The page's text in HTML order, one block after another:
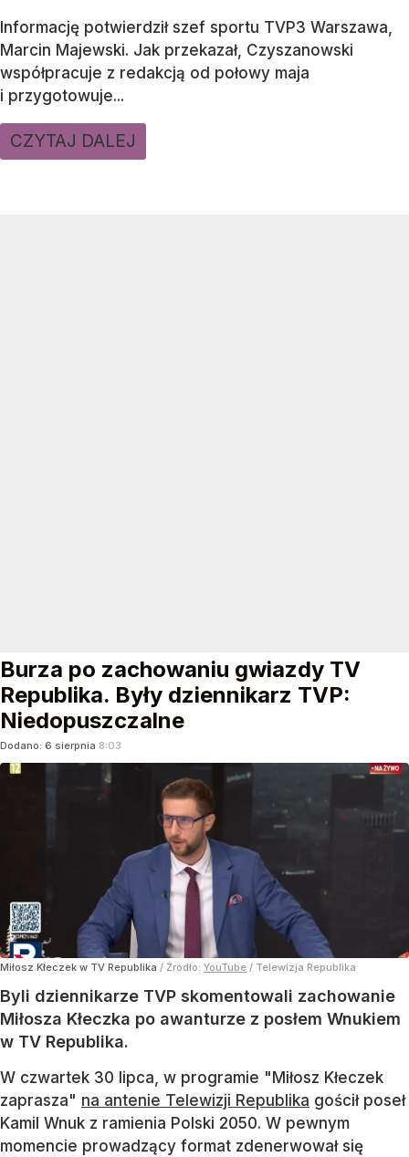
Informację potwierdził szef sportu TVP3 Warszawa,
Marcin Majewski. Jak przekazał, Czyszanowski
współpracuje z redakcją od połowy maja
i przygotowuje...
CZYTAJ DALEJ
Burza po zachowaniu gwiazdy TV
Republika. Były dziennikarz TVP:
Niedopuszczalne
Dodano: 6 sierpnia 8:03
Miłosz Kłeczek w TV Republika / Źródło: YouTube / Telewizja Republika
Byli dziennikarze TVP skomentowali zachowanie
Miłosza Kłeczka po awanturze z posłem Wnukiem
w TV Republika.
W czwartek 30 lipca, w programie "Miłosz Kłeczek
zaprasza" na antenie Telewizji Republika gościł poseł
Kamil Wnuk z ramienia Polski 2050. W pewnym
momencie prowadzący format zdenerwował się